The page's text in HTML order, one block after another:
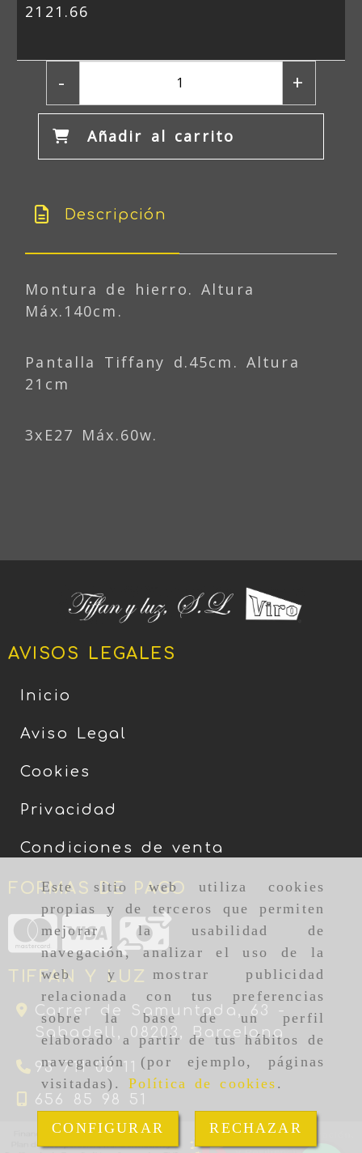
Este sitio web utiliza cookies
propias y de terceros que permiten
mejorar la usabilidad de
navegación, analizar el uso de la
web y mostrar publicidad
relacionada con tus preferencias
sobre la base de un perfil
elaborado a partir de tus hábitos de
navegación (por ejemplo, páginas
visitadas). Política de cookies .
CONFIGURAR RECHAZAR
2121.66
- +
Añadir al carrito
Descripción
Montura de hierro. Altura
Máx.140cm.
Pantalla Tiffany d.45cm. Altura
21cm
3xE27 Máx.60w.
AVISOS LEGALES
Inicio
Aviso Legal
Cookies
Privacidad
Condiciones de venta
FORMAS DE PAGO
TIFFAN Y LUZ
Carrer de Samuntada, 63 -
Sabadell, 08203, Barcelona
93 711 08 11
656 85 98 51